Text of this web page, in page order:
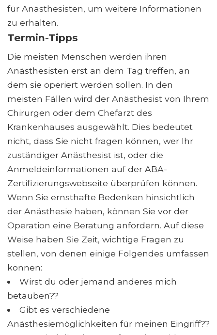
für Anästhesisten, um weitere Informationen
zu erhalten.
Termin-Tipps
Die meisten Menschen werden ihren
Anästhesisten erst an dem Tag treffen, an
dem sie operiert werden sollen. In den
meisten Fällen wird der Anästhesist von Ihrem
Chirurgen oder dem Chefarzt des
Krankenhauses ausgewählt. Dies bedeutet
nicht, dass Sie nicht fragen können, wer Ihr
zuständiger Anästhesist ist, oder die
Anmeldeinformationen auf der ABA-
Zertifizierungswebseite überprüfen können.
Wenn Sie ernsthafte Bedenken hinsichtlich
der Anästhesie haben, können Sie vor der
Operation eine Beratung anfordern. Auf diese
Weise haben Sie Zeit, wichtige Fragen zu
stellen, von denen einige Folgendes umfassen
können:
Wirst du oder jemand anderes mich
betäuben??
Gibt es verschiedene
Anästhesiemöglichkeiten für meinen Eingriff??